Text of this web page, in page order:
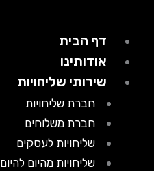
דף הבית
אודותינו
שירותי שליחויות
חברת שליחויות
חברת משלוחים
שליחויות לעסקים
שליחויות מהיום להיום